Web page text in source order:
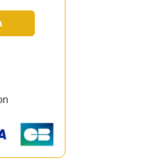
Specchio sinistro per
di Vetro Specchio